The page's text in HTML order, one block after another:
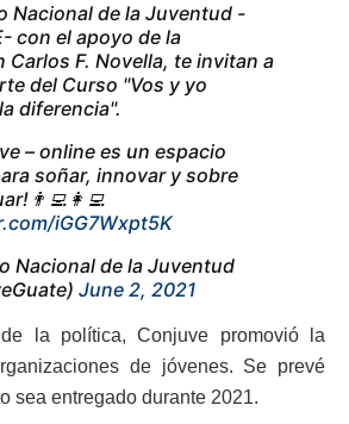
Nacional de la Juventud -
con el apoyo de la
Carlos F. Novella, te invitan a
del Curso "Vos y yo
diferencia".
– online es un espacio
soñar, innovar y sobre
iGG7Wxpt5K
Nacional de la Juventud
June 2, 2021
la política, Conjuve promovió la
de jóvenes. Se prevé
sea entregado durante 2021.